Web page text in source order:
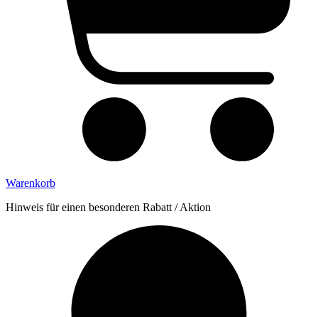
Warenkorb
Hinweis für einen besonderen Rabatt / Aktion